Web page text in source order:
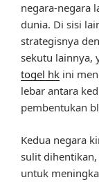
negara-negara
dunia. Di sisi
strategisnya
sekutu lainnya,
togel hk ini
lebar antara
pembentukan
Kedua negara
sulit
untuk